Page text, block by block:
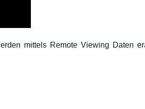
mittels Remote Viewing Daten